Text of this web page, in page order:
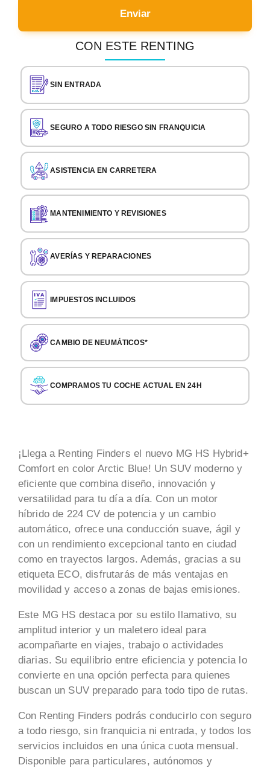
Enviar
CON ESTE RENTING
SIN ENTRADA
SEGURO A TODO RIESGO SIN FRANQUICIA
ASISTENCIA EN CARRETERA
MANTENIMIENTO Y REVISIONES
AVERÍAS Y REPARACIONES
IMPUESTOS INCLUIDOS
CAMBIO DE NEUMÁTICOS*
COMPRAMOS TU COCHE ACTUAL EN 24H
¡Llega a Renting Finders el nuevo MG HS Hybrid+
Comfort en color Arctic Blue! Un SUV moderno y
eficiente que combina diseño, innovación y
versatilidad para tu día a día. Con un motor
híbrido de 224 CV de potencia y un cambio
automático, ofrece una conducción suave, ágil y
con un rendimiento excepcional tanto en ciudad
como en trayectos largos. Además, gracias a su
etiqueta ECO, disfrutarás de más ventajas en
movilidad y acceso a zonas de bajas emisiones.
Este MG HS destaca por su estilo llamativo, su
amplitud interior y un maletero ideal para
acompañarte en viajes, trabajo o actividades
diarias. Su equilibrio entre eficiencia y potencia lo
convierte en una opción perfecta para quienes
buscan un SUV preparado para todo tipo de rutas.
Con Renting Finders podrás conducirlo con seguro
a todo riesgo, sin franquicia ni entrada, y todos los
servicios incluidos en una única cuota mensual.
Disponible para particulares, autónomos y